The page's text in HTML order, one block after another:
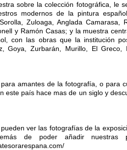
sobre la colección fotográfica, le
modernos de la pintura
Zuloaga, Anglada Camarasa,
y Ramón Casas; y la muestra
con las obras que la institución
Goya, Zurbarán, Murillo, El Greco,
amantes de la fotografía, o para
este país hace mas de un siglo y
ver las fotografías de la
de poder añadir nuestras